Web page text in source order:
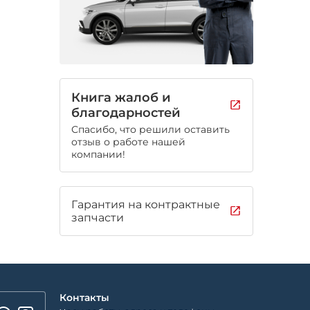
Книга жалоб и
благодарностей
Спасибо, что решили оставить
отзыв о работе нашей
компании!
Гарантия на контрактные
запчасти
Контакты